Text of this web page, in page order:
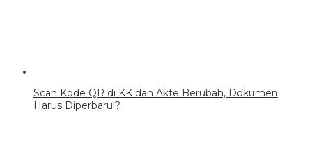
Scan Kode QR di KK dan Akte Berubah, Dokumen
Harus Diperbarui?